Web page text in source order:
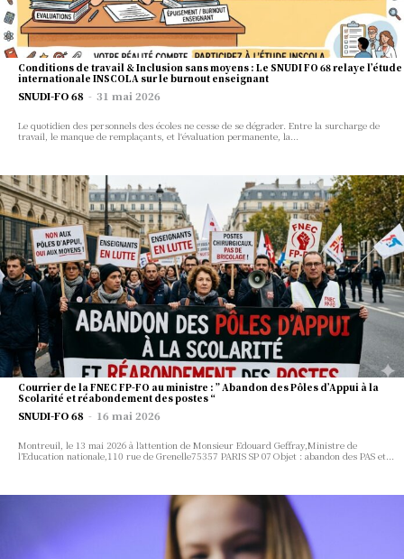
$17
반복되는 월 수수료
계획을 선택
로그인
Conditions de travail & Inclusion sans moyens : Le SNUDI FO 68 relaye l’étude
internationale INSCOLA sur le burnout enseignant
SNUDI-FO 68 - 31 mai 2026
Le quotidien des personnels des écoles ne cesse de se dégrader. Entre la surcharge de
travail, le manque de remplaçants, et l'évaluation permanente, la...
Courrier de la FNEC FP-FO au ministre : ” Abandon des Pôles d’Appui à la
Scolarité et réabondement des postes “
SNUDI-FO 68 - 16 mai 2026
Montreuil, le 13 mai 2026 à l’attention de Monsieur Edouard Geffray,Ministre de
l’Education nationale,110 rue de Grenelle75357 PARIS SP 07 Objet : abandon des PAS et...